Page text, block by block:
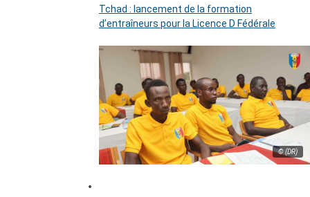
Tchad : lancement de la formation
d’entraîneurs pour la Licence D Fédérale
© (DR)